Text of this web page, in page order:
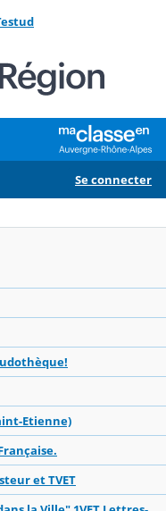
Se connecter
Etienne)
et TVET